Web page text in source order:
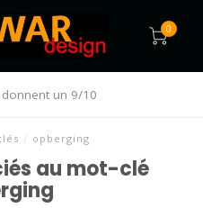
0
vogue depuis 1995
/ opberging
au mot-clé